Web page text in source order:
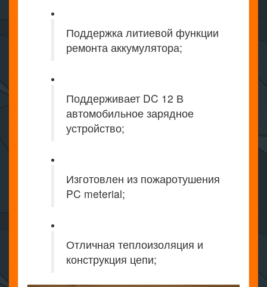
Поддержка литиевой функции
ремонта аккумулятора;
Поддерживает DC 12 В
автомобильное зарядное
устройство;
Изготовлен из пожаротушения
PC meterial;
Отличная теплоизоляция и
конструкция цепи;